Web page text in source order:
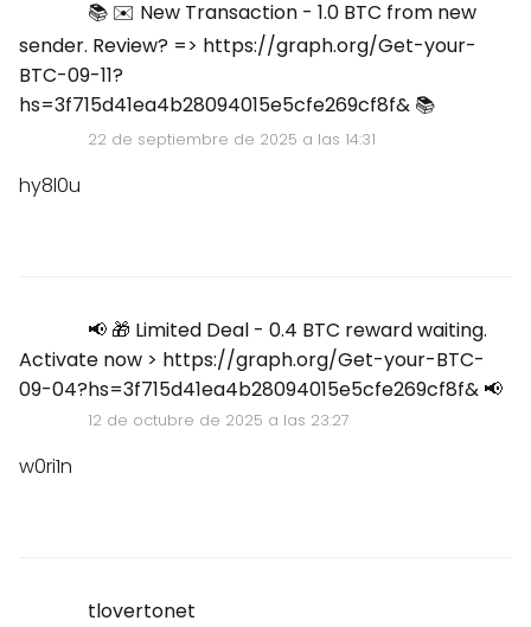
📚 ✉️ New Transaction - 1.0 BTC from new
sender. Review? => https://graph.org/Get-your-
BTC-09-11?
hs=3f715d41ea4b28094015e5cfe269cf8f& 📚
22 de septiembre de 2025 a las 14:31
hy8l0u
📢 🎁 Limited Deal - 0.4 BTC reward waiting.
Activate now > https://graph.org/Get-your-BTC-
09-04?hs=3f715d41ea4b28094015e5cfe269cf8f& 📢
12 de octubre de 2025 a las 23:27
w0ri1n
tlovertonet